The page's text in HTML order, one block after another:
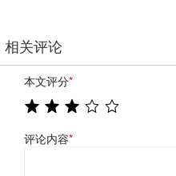
相关评论
本文评分*
评论内容*